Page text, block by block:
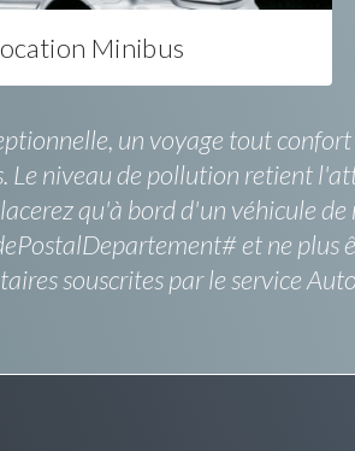
Minibus
un voyage tout confort
niveau de pollution retient
qu'à bord d'un véhicule
et ne plus
souscrites par le service